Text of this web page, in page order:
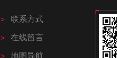
联系方式
在线留言
地图导航